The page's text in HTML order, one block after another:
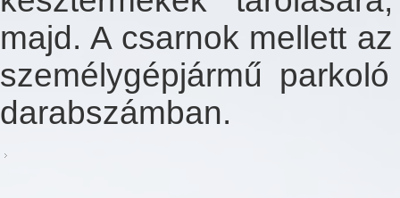
majd. A csarnok mellett
személygépjármű
darabszámban.